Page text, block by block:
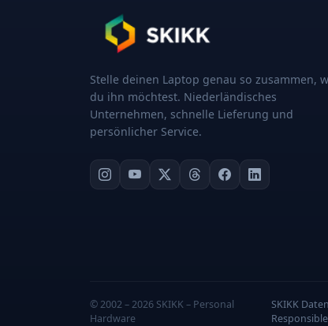
Stelle deinen Laptop genau so zusammen,
du ihn möchtest. Niederländisches
Unternehmen, schnelle Lieferung und
persönlicher Service.
© 2002 – 2026 SKIKK – Personal
Hardware
SKIKK